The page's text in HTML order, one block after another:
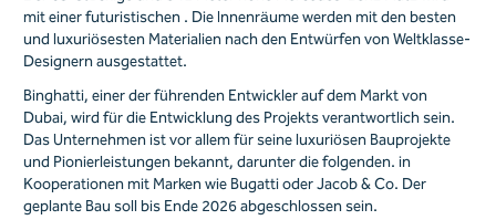
mit einer futuristischen . Die Innenräume werden mit den besten
und luxuriösesten Materialien nach den Entwürfen von Weltklasse-
Designern ausgestattet.
Binghatti, einer der führenden Entwickler auf dem Markt von
Dubai, wird für die Entwicklung des Projekts verantwortlich sein.
Das Unternehmen ist vor allem für seine luxuriösen Bauprojekte
und Pionierleistungen bekannt, darunter die folgenden. in
Kooperationen mit Marken wie Bugatti oder Jacob & Co. Der
geplante Bau soll bis Ende 2026 abgeschlossen sein.